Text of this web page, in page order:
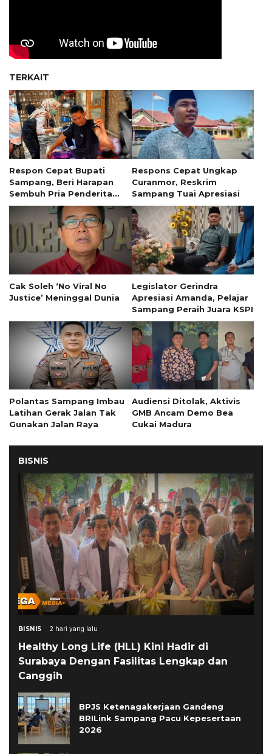
TERKAIT
Respon Cepat Bupati
Sampang, Beri Harapan
Sembuh Pria Penderita
Tumor 13 Tahun
Respons Cepat Ungkap
Curanmor, Reskrim
Sampang Tuai Apresiasi
Cak Soleh ‘No Viral No
Justice’ Meninggal Dunia
Legislator Gerindra
Apresiasi Amanda, Pelajar
Sampang Peraih Juara KSPI
Polantas Sampang Imbau
Latihan Gerak Jalan Tak
Gunakan Jalan Raya
Audiensi Ditolak, Aktivis
GMB Ancam Demo Bea
Cukai Madura
BISNIS
BISNIS 2 hari yang lalu
Healthy Long Life (HLL) Kini Hadir di
Surabaya Dengan Fasilitas Lengkap dan
Canggih
BPJS Ketenagakerjaan Gandeng
BRILink Sampang Pacu Kepesertaan
2026